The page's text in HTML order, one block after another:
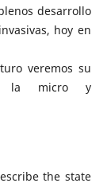
desarrollo
hoy en
veremos su
la micro y
the state